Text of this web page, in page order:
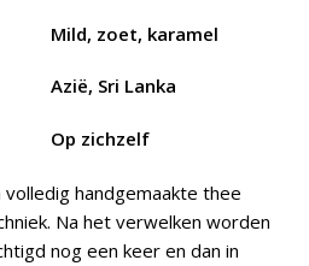
Mild, zoet, karamel
Azië, Sri Lanka
Op zichzelf
handgemaakte thee
Na het verwelken worden
nog een keer en dan in